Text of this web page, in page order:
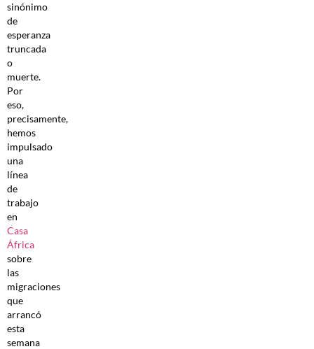
sinónimo
de
esperanza
truncada
o
muerte.
Por
eso,
precisamente,
hemos
impulsado
una
línea
de
trabajo
en
Casa
África
sobre
las
migraciones
que
arrancó
esta
semana